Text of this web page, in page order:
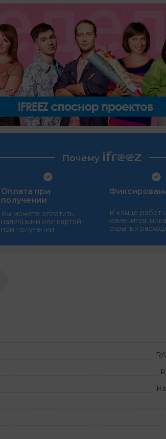
Почему
Оплата при
получении
Вы можете оплатить
наличными или картой
при получении
В конце работ
изменится,
скрытых